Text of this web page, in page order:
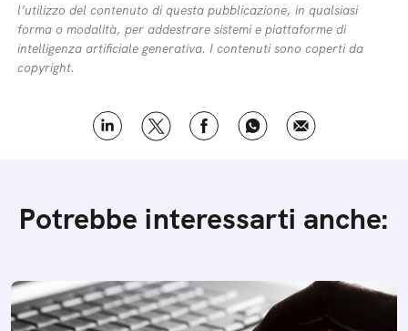
l’utilizzo del contenuto di questa pubblicazione, in qualsiasi
forma o modalità, per addestrare sistemi e piattaforme di
intelligenza artificiale generativa. I contenuti sono coperti da
copyright.
Potrebbe interessarti anche: